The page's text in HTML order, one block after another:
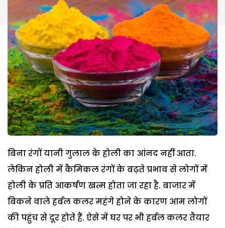
बिना रंगों यानी गुलाल के होली का आंनद नहीं आता.
लेकिन होली में कैमिकल रंगों के बढ़ते प्रभाव से लोगों में
होली के प्रति आकर्षण खत्म होता जा रहा है. बाजार में
बिकने वाले हर्बल कलर महंगे होने के कारण आम लोगों
की पहुंच से दूर होते हैं. ऐसे में घर पर भी हर्बल कलर तैयार